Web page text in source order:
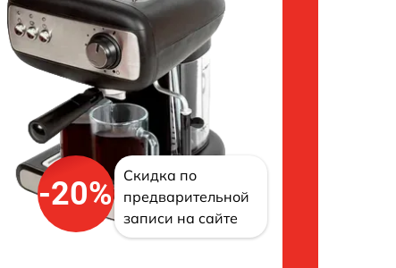
-20%
Скидка по
предварительной
записи на сайте